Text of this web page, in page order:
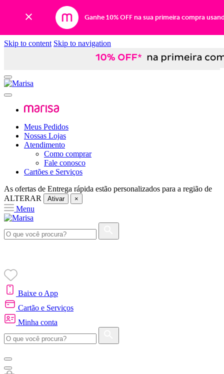
Ganhe 10% OFF na sua primeira compra
Skip to content Skip to navigation
Meus Pedidos
Nossas Lojas
Atendimento
Como comprar
Fale conosco
Cartões e Serviços
As ofertas de Entrega rápida estão personalizados para a região de
ALTERAR
Ativar ×
Menu
Baixe o App
Cartão e Serviços
Minha conta